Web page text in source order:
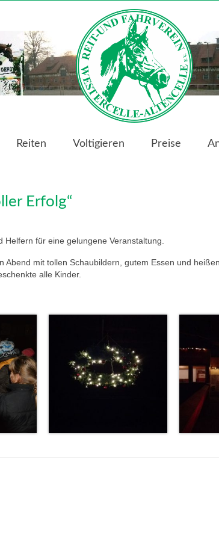
Reiten Voltigieren Preise
Erfolg“
Helfern für eine gelungene Veranstaltung.
mit tollen Schaubildern, gutem Essen und
alle Kinder.